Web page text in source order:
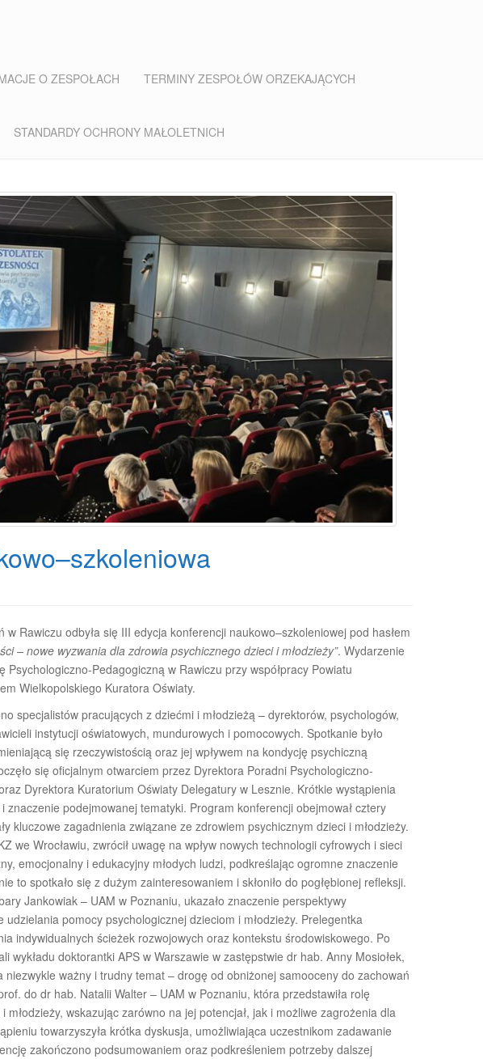
O ZESPOŁACH TERMINY ZESPOŁÓW ORZEKAJĄCYCH
STANDARDY OCHRONY MAŁOLETNICH
Rawiczu odbyła się III edycja konferencji naukowo–szkoleniowej pod hasłem
– nowe wyzwania dla zdrowia psychicznego dzieci i młodzieży”. Wydarzenie
Psychologiczno-Pedagogiczną w Rawiczu przy współpracy Powiatu
Wielkopolskiego Kuratora Oświaty.
specjalistów pracujących z dziećmi i młodzieżą – dyrektorów, psychologów,
instytucji oświatowych, mundurowych i pomocowych. Spotkanie było
się rzeczywistością oraz jej wpływem na kondycję psychiczną
się oficjalnym otwarciem przez Dyrektora Poradni Psychologiczno-
Dyrektora Kuratorium Oświaty Delegatury w Lesznie. Krótkie wystąpienia
znaczenie podejmowanej tematyki. Program konferencji obejmował cztery
kluczowe zagadnienia związane ze zdrowiem psychicznym dzieci i młodzieży.
we Wrocławiu, zwrócił uwagę na wpływ nowych technologii cyfrowych i sieci
emocjonalny i edukacyjny młodych ludzi, podkreślając ogromne znaczenie
to spotkało się z dużym zainteresowaniem i skłoniło do pogłębionej refleksji.
Jankowiak – UAM w Poznaniu, ukazało znaczenie perspektywy
pomocy psychologicznej dzieciom i młodzieży. Prelegentka
indywidualnych ścieżek rozwojowych oraz kontekstu środowiskowego. Po
wykładu doktorantki APS w Warszawie w zastępstwie dr hab. Anny Mosiołek,
niezwykle ważny i trudny temat – drogę od obniżonej samooceny do zachowań
do dr hab. Natalii Walter – UAM w Poznaniu, która przedstawiła rolę
wskazując zarówno na jej potencjał, jak i możliwe zagrożenia dla
towarzyszyła krótka dyskusja, umożliwiająca uczestnikom zadawanie
zakończono podsumowaniem oraz podkreśleniem potrzeby dalszej